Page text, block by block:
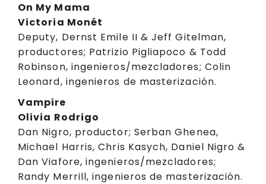
On My Mama
Victoria Monét
Deputy, Dernst Emile II & Jeff Gitelman,
productores; Patrizio Pigliapoco & Todd
Robinson, ingenieros/mezcladores; Colin
Leonard, ingenieros de masterización.
Vampire
Olivia Rodrigo
Dan Nigro, productor; Serban Ghenea,
Michael Harris, Chris Kasych, Daniel Nigro &
Dan Viafore, ingenieros/mezcladores;
Randy Merrill, ingenieros de masterización.